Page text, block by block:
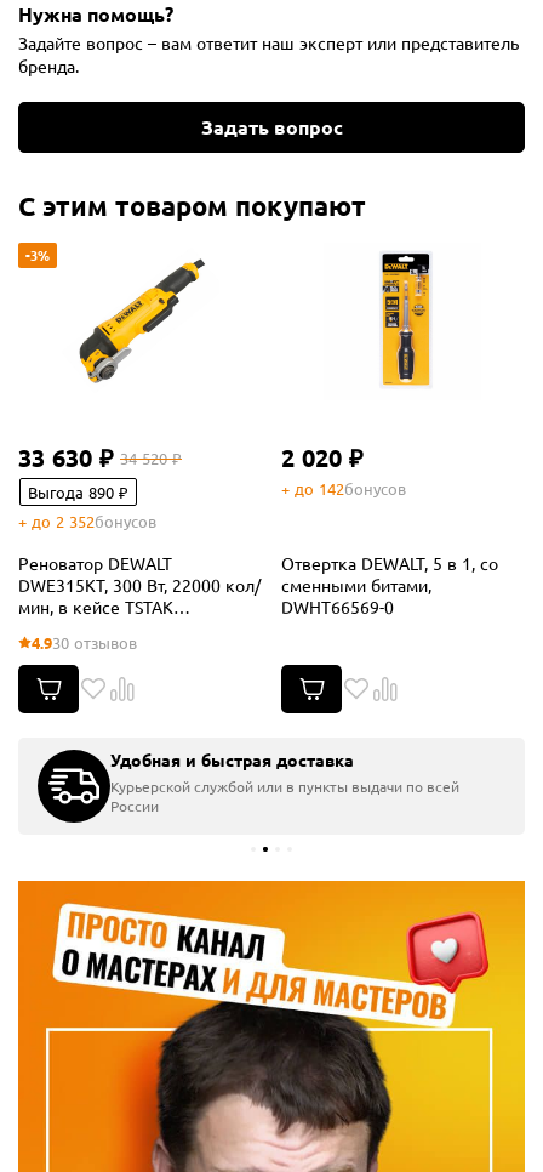
Нужна помощь?
Задайте вопрос – вам ответит наш эксперт или представитель
бренда.
Задать вопрос
С этим товаром покупают
-3%
33 630 ₽ 34 520 ₽
Выгода 890 ₽
+ до 2 352бонусов
Реноватор DEWALT
DWE315KT, 300 Вт, 22000 кол/
мин, в кейсе TSTAK
4.930 отзывов
2 020 ₽
+ до 142бонусов
Отвертка DEWALT, 5 в 1, со
сменными битами,
DWHT66569-0
Удобная и быстрая доставка
Курьерской службой или в пункты выдачи по всей
России